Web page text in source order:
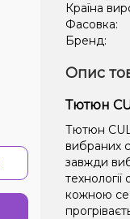
Країна
Фасовка:
Бренд:
Опис
Тютюн
Тютюн
вибраних
завжди
кожною